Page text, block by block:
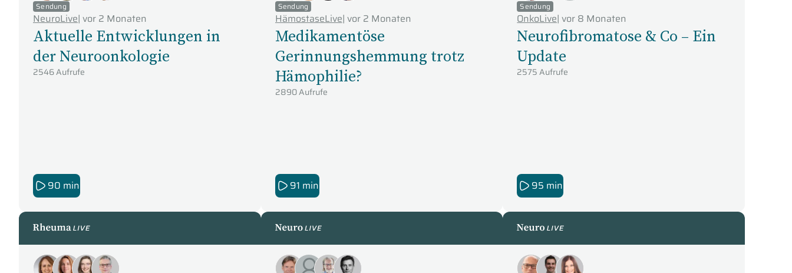
Sendung
NeuroLive| vor 2 Monaten
Aktuelle Entwicklungen in
der Neuroonkologie
2546 Aufrufe
90 min
Sendung
HämostaseLive| vor 2 Monaten
Medikamentöse
Gerinnungshemmung trotz
Hämophilie?
2890 Aufrufe
91 min
Sendung
OnkoLive|vor 8 Monaten
Neurofibromatose & Co – Ein
Update
2575 Aufrufe
95 min
RheumaLive NeuroLive NeuroLive